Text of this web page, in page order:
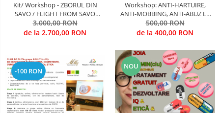
Kit/ Workshop - ZBORUL DIN
SAVO / FLIGHT FROM SAVO
(Antrenarea competentelor de
supervizare)
3.000,00 RON
de la 2.700,00 RON
Workshop: ANTI-HARTUIRE,
ANTI-MOBBING, ANTI-ABUZ LA
LOCUL DE MUNCA, IN
ORGANIZATII, IN DEPLASARE, IN
500,00 RON
de la 400,00 RON
-100 RON
NOU